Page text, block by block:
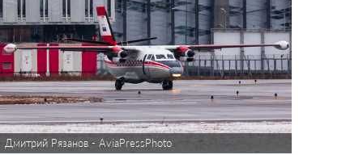
Дмитрий Рязанов - AviaPressPhoto